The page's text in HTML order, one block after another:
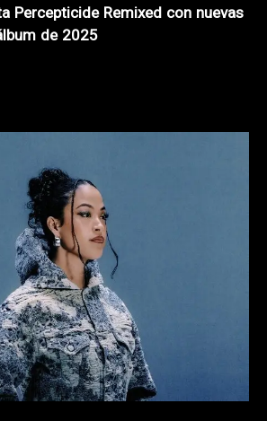
Percepticide Remixed con nuevas
de 2025